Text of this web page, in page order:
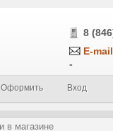
8
E-
-
Оформить Вход